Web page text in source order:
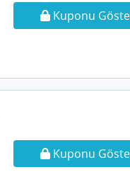
Kuponu
Kuponu